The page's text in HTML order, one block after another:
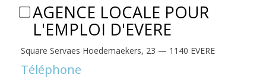
AGENCE LOCALE POUR
L'EMPLOI D'EVERE
Square Servaes Hoedemaekers, 23 — 1140 EVERE
Téléphone